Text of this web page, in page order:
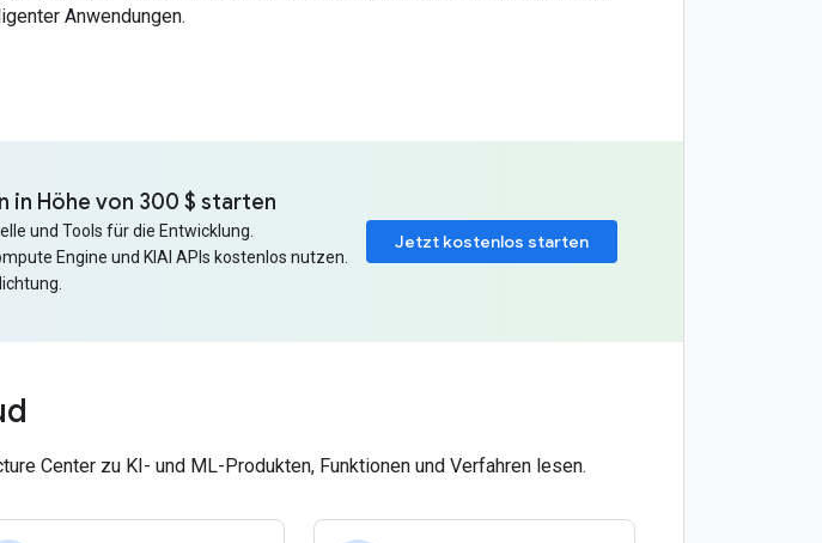
Anwendungen.
Jetzt kostenlos starten
in Höhe von 300 $ starten
und Tools für die Entwicklung.
Engine und KIAI APIs kostenlos nutzen.
Center zu KI- und ML-Produkten, Funktionen und Verfahren lesen.